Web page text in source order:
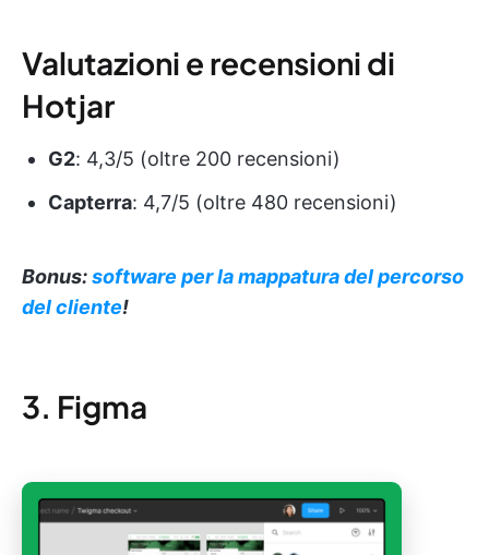
Valutazioni e recensioni di
Hotjar
G2: 4,3/5 (oltre 200 recensioni)
Capterra: 4,7/5 (oltre 480 recensioni)
Bonus:software per la mappatura del percorso
del cliente!
3. Figma